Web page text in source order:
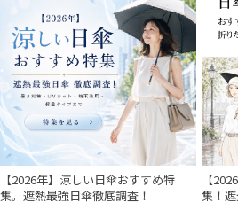
その他
カラー
価格・割引率
在庫表示
【2026年】涼しい日傘おすすめ特
集。遮熱最強日傘徹底調査！
【
集！